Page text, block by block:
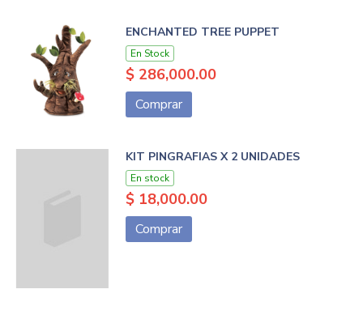
ENCHANTED TREE PUPPET
En Stock
$ 286,000.00
Comprar
KIT PINGRAFIAS X 2 UNIDADES
En stock
$ 18,000.00
Comprar